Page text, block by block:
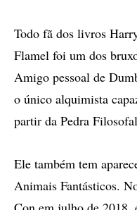
Todo fã dos livros
Flamel foi um dos
Amigo pessoal de
o único alquimista
partir da Pedra
Ele também tem
Animais Fantásticos.